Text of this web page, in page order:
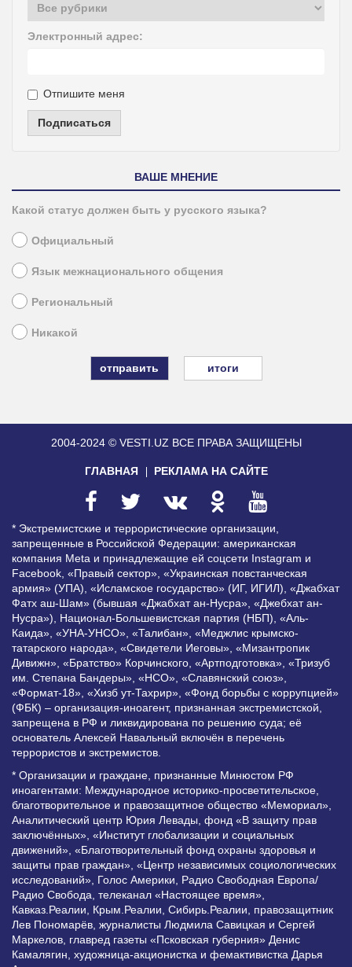
Электронный адрес:
Отпишите меня
Подписаться
ВАШЕ МНЕНИЕ
Какой статус должен быть у русского языка?
Официальный
Язык межнационального общения
Региональный
Никакой
итоги
2004-2024 © VESTI.UZ ВСЕ ПРАВА ЗАЩИЩЕНЫ
ГЛАВНАЯ РЕКЛАМА НА САЙТЕ
* Экстремистские и террористические организации,
запрещенные в Российской Федерации: американская
компания Meta и принадлежащие ей соцсети Instagram и
Facebook, «Правый сектор», «Украинская повстанческая
армия» (УПА), «Исламское государство» (ИГ, ИГИЛ), «Джабхат
Фатх аш-Шам» (бывшая «Джабхат ан-Нусра», «Джебхат ан-
Нусра»), Национал-Большевистская партия (НБП), «Аль-
Каида», «УНА-УНСО», «Талибан», «Меджлис крымско-
татарского народа», «Свидетели Иеговы», «Мизантропик
Дивижн», «Братство» Корчинского, «Артподготовка», «Тризуб
им. Степана Бандеры», «НСО», «Славянский союз»,
«Формат-18», «Хизб ут-Тахрир», «Фонд борьбы с коррупцией»
(ФБК) – организация-иноагент, признанная экстремистской,
запрещена в РФ и ликвидирована по решению суда; её
основатель Алексей Навальный включён в перечень
террористов и экстремистов.
* Организации и граждане, признанные Минюстом РФ
иноагентами: Международное историко-просветительское,
благотворительное и правозащитное общество «Мемориал»,
Аналитический центр Юрия Левады, фонд «В защиту прав
заключённых», «Институт глобализации и социальных
движений», «Благотворительный фонд охраны здоровья и
защиты прав граждан», «Центр независимых социологических
исследований», Голос Америки, Радио Свободная Европа/
Радио Свобода, телеканал «Настоящее время»,
Кавказ.Реалии, Крым.Реалии, Сибирь.Реалии, правозащитник
Лев Пономарёв, журналисты Людмила Савицкая и Сергей
Маркелов, главред газеты «Псковская губерния» Денис
Камалягин, художница-акционистка и фемактивистка Дарья